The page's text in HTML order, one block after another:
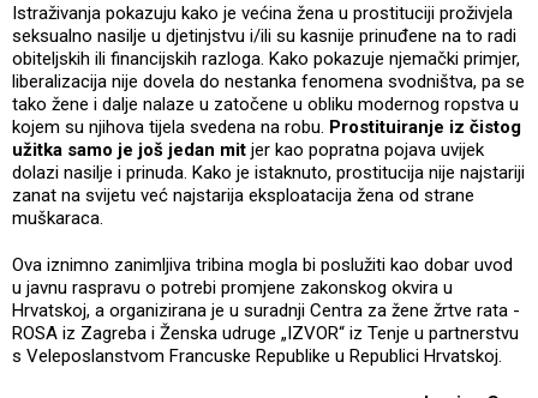
Istraživanja pokazuju kako je većina žena u prostituciji proživjela
seksualno nasilje u djetinjstvu i/ili su kasnije prinuđene na to radi
obiteljskih ili financijskih razloga. Kako pokazuje njemački primjer,
liberalizacija nije dovela do nestanka fenomena svodništva, pa se
tako žene i dalje nalaze u zatočene u obliku modernog ropstva u
kojem su njihova tijela svedena na robu. Prostituiranje iz čistog
užitka samo je još jedan mit jer kao popratna pojava uvijek
dolazi nasilje i prinuda. Kako je istaknuto, prostitucija nije najstariji
zanat na svijetu već najstarija eksploatacija žena od strane
muškaraca.
Ova iznimno zanimljiva tribina mogla bi poslužiti kao dobar uvod
u javnu raspravu o potrebi promjene zakonskog okvira u
Hrvatskoj, a organizirana je u suradnji Centra za žene žrtve rata -
ROSA iz Zagreba i Ženska udruge „IZVOR“ iz Tenje u partnerstvu
s Veleposlanstvom Francuske Republike u Republici Hrvatskoj.